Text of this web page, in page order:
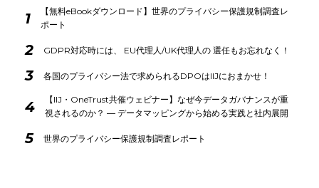
1
【無料eBookダウンロード】世界のプライバシー保護規制調査レ
ポート
2 GDPR対応時には、 EU代理人/UK代理人の 選任もお忘れなく！
3 各国のプライバシー法で求められるDPOはIIJにおまかせ！
4
【IIJ・OneTrust共催ウェビナー】なぜ今データガバナンスが重
視されるのか？ ― データマッピングから始める実践と社内展開
5 世界のプライバシー保護規制調査レポート